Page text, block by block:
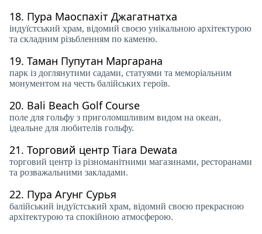
18. Пура Маоспахіт Джагатнатха
індуїстський храм, відомий своєю унікальною архітектурою
та складним різьбленням по каменю.
19. Таман Пупутан Маргарана
парк із доглянутими садами, статуями та меморіальним
монументом на честь балійських героїв.
20. Bali Beach Golf Course
поле для гольфу з приголомшливим видом на океан,
ідеальне для любителів гольфу.
21. Торговий центр Tiara Dewata
торговий центр із різноманітними магазинами, ресторанами
та розважальними закладами.
22. Пура Агунг Сурья
балійський індуїстський храм, відомий своєю прекрасною
архітектурою та спокійною атмосферою.